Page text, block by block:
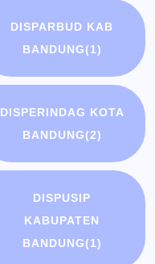
DISPARBUD KAB
BANDUNG(1)
DISPERINDAG KOTA
BANDUNG(2)
DISPUSIP
KABUPATEN
BANDUNG(1)